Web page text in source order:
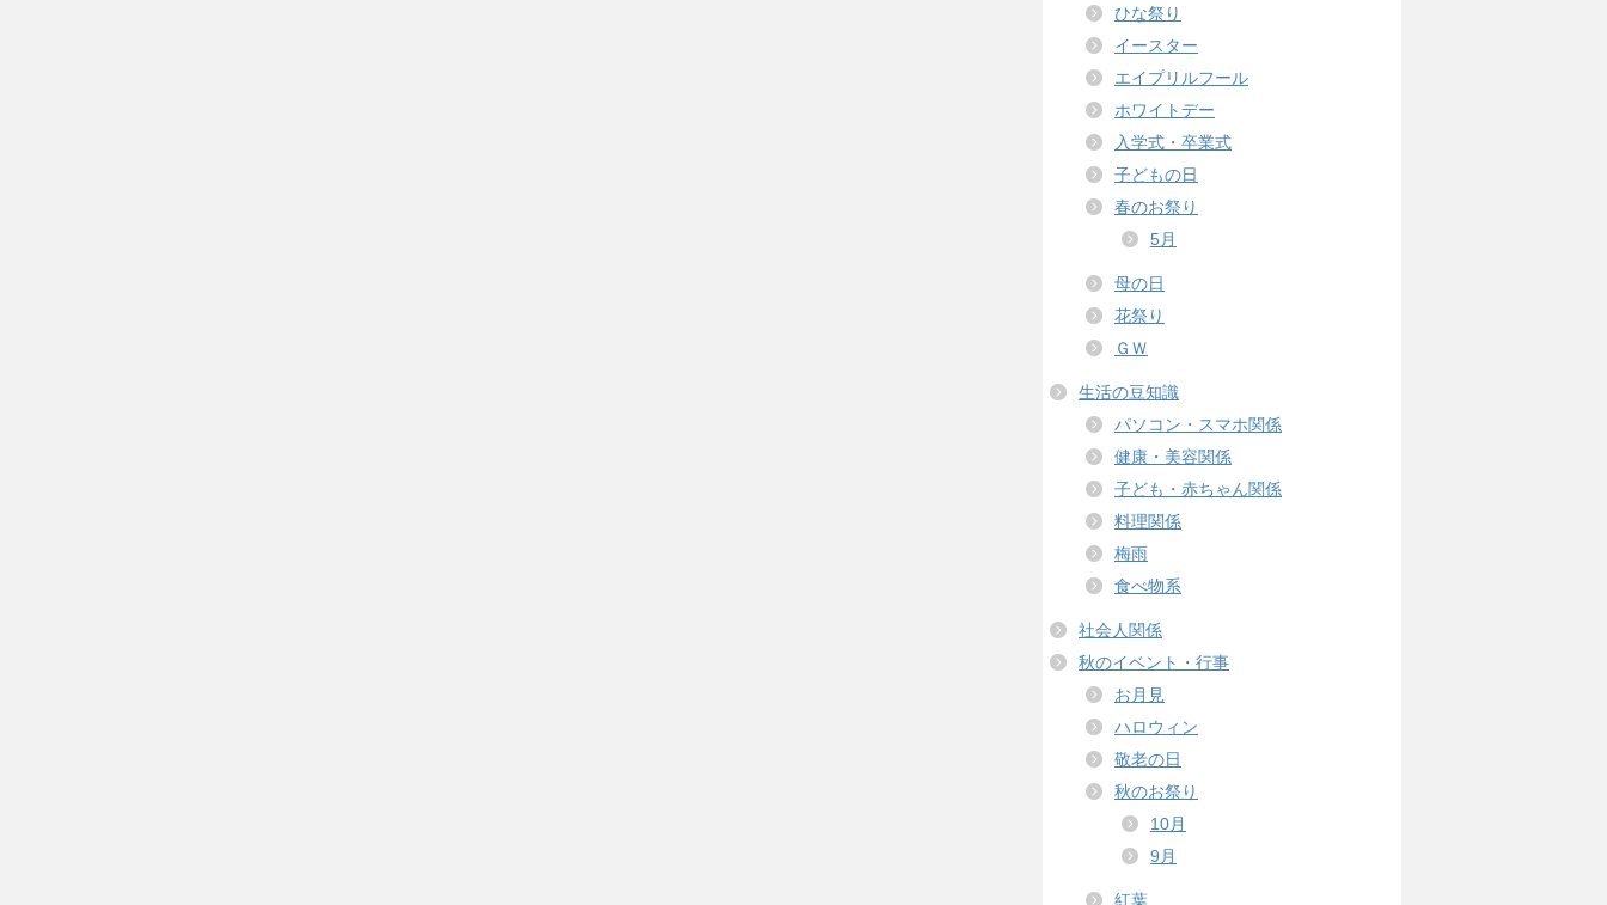
ひな祭り
イースター
エイプリルフール
ホワイトデー
入学式・卒業式
子どもの日
春のお祭り
5月
母の日
花祭り
ＧＷ
生活の豆知識
パソコン・スマホ関係
健康・美容関係
子ども・赤ちゃん関係
料理関係
梅雨
食べ物系
社会人関係
秋のイベント・行事
お月見
ハロウィン
敬老の日
秋のお祭り
10月
9月
紅葉